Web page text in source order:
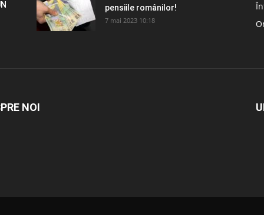
pensiile românilor!
7 mai 2023 10:18
NOI